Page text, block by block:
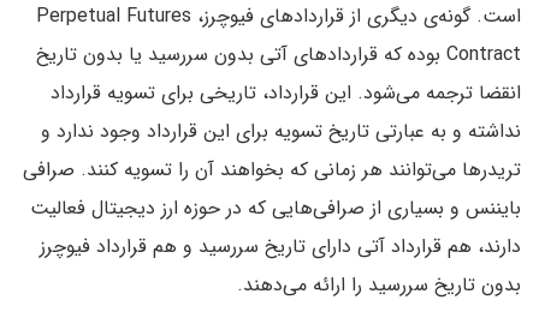
است. گونه‌ی دیگری از قراردادهای فیوچرز، Perpetual Futures
Contract بوده که قراردادهای آتی بدون سررسید یا بدون تاریخ
انقضا ترجمه می‌شود. این قرارداد، تاریخی برای تسویه قرارداد
نداشته و به عبارتی تاریخ تسویه برای این قرارداد وجود ندارد و
تریدرها می‌توانند هر زمانی که بخواهند آن را تسویه کنند. صرافی
بایننس و بسیاری از صرافی‌هایی که در حوزه ارز دیجیتال فعالیت
دارند، هم قرارداد آتی دارای تاریخ سررسید و هم قرارداد فیوچرز
بدون تاریخ سررسید را ارائه می‌دهند.